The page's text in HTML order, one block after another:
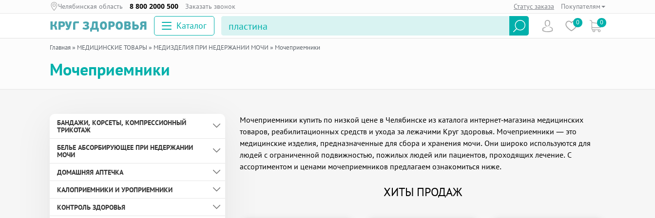
Челябинская область 8 800 2000 500 Заказать звонок Статус заказа Покупателям
Каталог 0 0
Главная» МЕДИЦИНСКИЕ ТОВАРЫ » МЕДИЗДЕЛИЯ ПРИ НЕДЕРЖАНИИ МОЧИ » Мочеприемники
Мочеприемники
Мочеприемники купить по низкой цене в Челябинске из каталога интернет-магазина медицинских
товаров, реабилитационных средств и ухода за лежачими Круг здоровья. Мочеприемники — это
медицинские изделия, предназначенные для сбора и хранения мочи. Они широко используются для
людей с ограниченной подвижностью, пожилых людей или пациентов, проходящих лечение. С
ассортиментом и ценами мочеприемников предлагаем ознакомиться ниже.
ХИТЫ ПРОДАЖ
БАНДАЖИ, КОРСЕТЫ, КОМПРЕССИОННЫЙ
ТРИКОТАЖ
Бандаж дородовой
Бандаж противогрыжевой
Бандаж с аппликаторами биомагнитными
медицинскими
Бандаж согревающий
БЕЛЬЕ АБСОРБИРУЮЩЕЕ ПРИ НЕДЕРЖАНИИ
МОЧИ
Вкладыши урологические
Пелёнки
Подгузники и подгузники-трусы для взрослых
ДОМАШНЯЯ АПТЕЧКА
Здоровье глаз
Здоровье ног и суставов
КАЛОПРИЕМНИКИ И УРОПРИЕМНИКИ
Зажим для дренируемого калоприемника
КОНТРОЛЬ ЗДОРОВЬЯ